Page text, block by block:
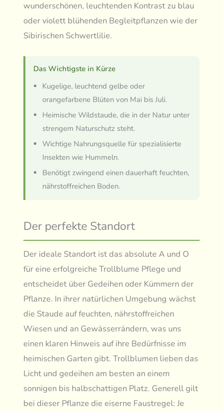
wunderschönen, leuchtenden Kontrast zu blau
oder violett blühenden Begleitpflanzen wie der
Sibirischen Schwertlilie.
Das Wichtigste in Kürze
Kugelige, leuchtend gelbe oder
orangefarbene Blüten von Mai bis Juli.
Heimische Wildstaude, die in der Natur unter
strengem Naturschutz steht.
Wichtige Nahrungsquelle für spezialisierte
Insekten wie Hummeln.
Benötigt zwingend einen dauerhaft feuchten,
nährstoffreichen Boden.
Der perfekte Standort
Der ideale Standort ist das absolute A und O
für eine erfolgreiche Trollblume Pflege und
entscheidet über Gedeihen oder Kümmern der
Pflanze. In ihrer natürlichen Umgebung wächst
die Staude auf feuchten, nährstoffreichen
Wiesen und an Gewässerrändern, was uns
einen klaren Hinweis auf ihre Bedürfnisse im
heimischen Garten gibt. Trollblumen lieben das
Licht und gedeihen am besten an einem
sonnigen bis halbschattigen Platz. Generell gilt
bei dieser Pflanze die eiserne Faustregel: Je